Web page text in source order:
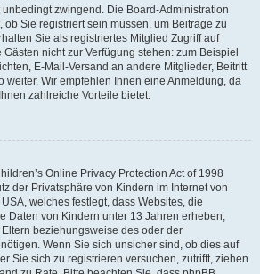
zwingend. Die Board-Administration
ob Sie registriert sein müssen, um Beiträge zu
Sie als registriertes Mitglied Zugriff auf
nicht zur Verfügung stehen: zum Beispiel
E-Mail-Versand an andere Mitglieder, Beitritt
weiter. Wir empfehlen Ihnen eine Anmeldung, da
zahlreiche Vorteile bietet.
Online Privacy Protection Act of 1998
der Privatsphäre von Kindern im Internet von
welches festlegt, dass Websites, die
Daten von Kindern unter 13 Jahren erheben,
beziehungsweise des oder der
Wenn Sie sich unsicher sind, ob dies auf
Sie sich zu registrieren versuchen, zutrifft, ziehen